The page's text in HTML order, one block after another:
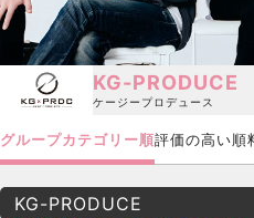
KG-PRODUCE
ケージープロデュース
グループカテゴリー順評価の高い順
KG-PRODUCE